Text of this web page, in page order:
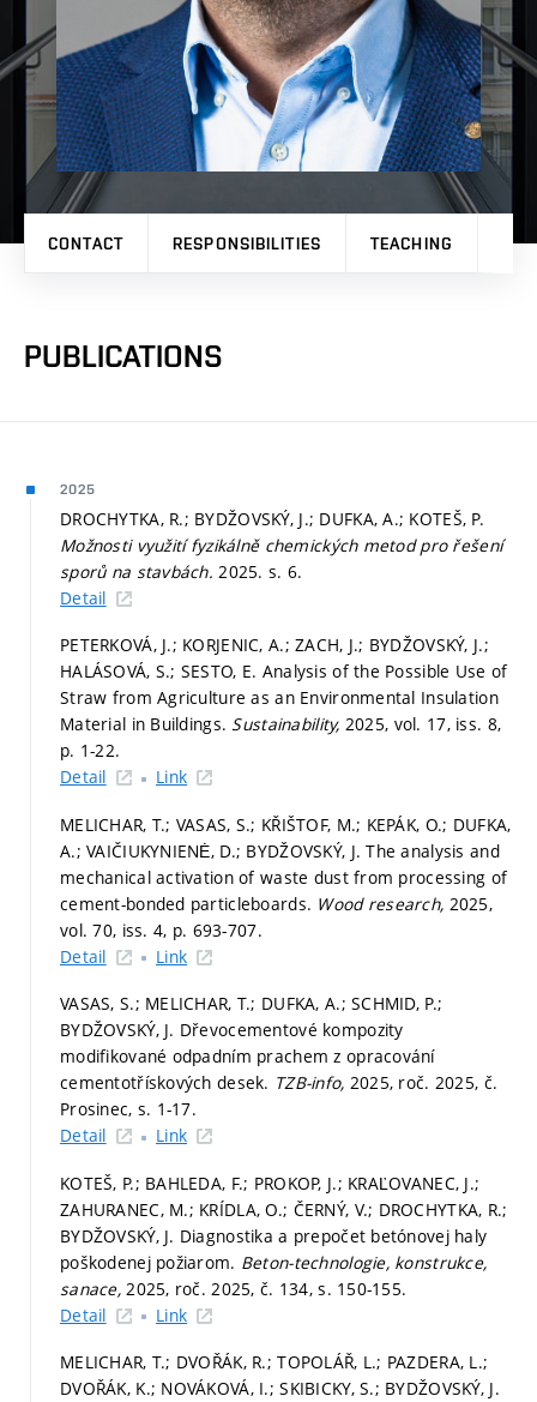
CONTACT RESPONSIBILITIES TEACHING
PUBLICATIONS
2025
DROCHYTKA, R.; BYDŽOVSKÝ, J.; DUFKA, A.; KOTEŠ, P.
Možnosti využití fyzikálně chemických metod pro řešení
sporů na stavbách.2025.s. 6.
Detail
PETERKOVÁ, J.; KORJENIC, A.; ZACH, J.; BYDŽOVSKÝ, J.;
HALÁSOVÁ, S.; SESTO, E. Analysis of the Possible Use of
Straw from Agriculture as an Environmental Insulation
Material in Buildings. Sustainability, 2025, vol. 17, iss. 8,
p. 1-22.
Detail
Link
MELICHAR, T.; VASAS, S.; KŘIŠTOF, M.; KEPÁK, O.; DUFKA,
A.; VAIČIUKYNIENĖ, D.; BYDŽOVSKÝ, J. The analysis and
mechanical activation of waste dust from processing of
cement-bonded particleboards. Wood research, 2025,
vol. 70, iss. 4, p. 693-707.
Detail
Link
VASAS, S.; MELICHAR, T.; DUFKA, A.; SCHMID, P.;
BYDŽOVSKÝ, J. Dřevocementové kompozity
modifikované odpadním prachem z opracování
cementotřískových desek. TZB-info, 2025, roč. 2025, č.
Prosinec, s. 1-17.
Detail
Link
KOTEŠ, P.; BAHLEDA, F.; PROKOP, J.; KRAĽOVANEC, J.;
ZAHURANEC, M.; KRÍDLA, O.; ČERNÝ, V.; DROCHYTKA, R.;
BYDŽOVSKÝ, J. Diagnostika a prepočet betónovej haly
poškodenej požiarom. Beton-technologie, konstrukce,
sanace,2025, roč. 2025, č. 134,s. 150-155.
Detail
Link
MELICHAR, T.; DVOŘÁK, R.; TOPOLÁŘ, L.; PAZDERA, L.;
DVOŘÁK, K.; NOVÁKOVÁ, I.; SKIBICKY, S.; BYDŽOVSKÝ, J.